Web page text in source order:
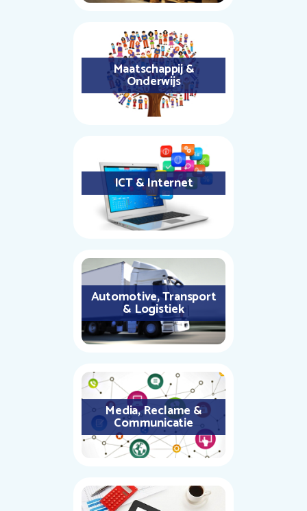
Maatschappij &
Onderwijs
ICT & Internet
Automotive, Transport
& Logistiek
Media, Reclame &
Communicatie